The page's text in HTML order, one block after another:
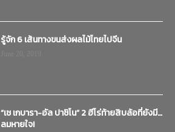
รู้จัก 6 เส้นทางขนส่งผลไม้ไทยไปจีน
“เช เกบารา-อัล ปาชิโน” 2 ฮีโร่ท้ายสิบล้อที่ยังมี…
ลมหายใจ!